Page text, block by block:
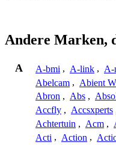
Andere Marken,
A A-bmi , A-link , A-
Abelcam , Abient
Abron , Abs ,
Accfly , Accsxperts
Achtertuin , Acm ,
Acti , Action ,